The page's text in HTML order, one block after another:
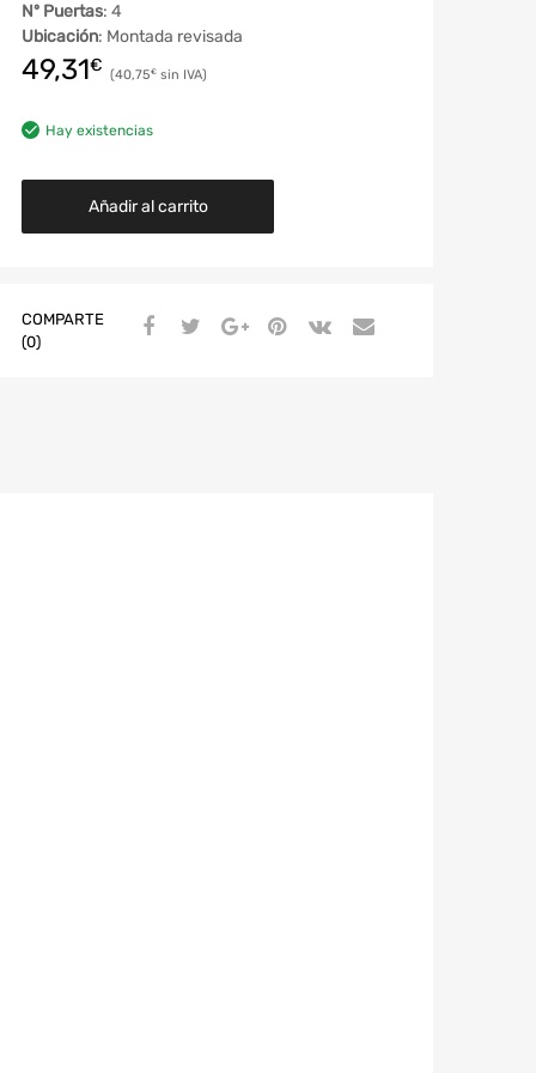
Nº Puertas: 4
Ubicación: Montada revisada
49,31€ 40,75€
Hay existencias
Añadir al carrito
COMPARTE
(0)